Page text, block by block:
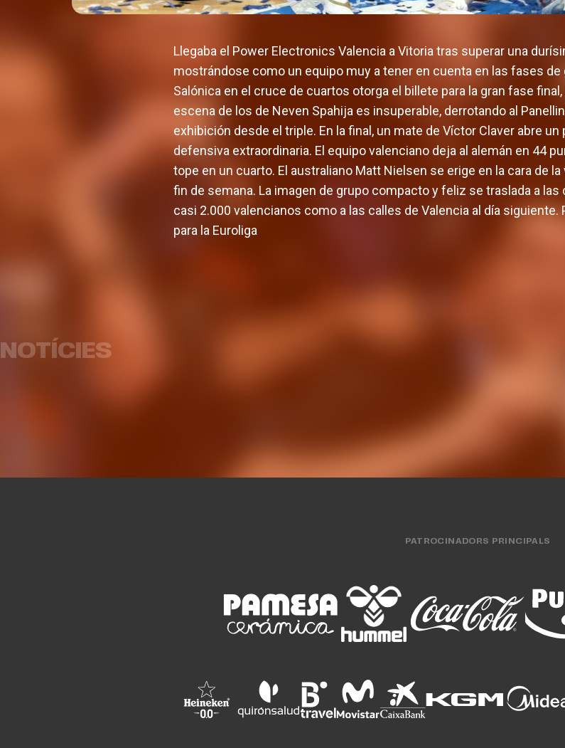
Llegaba el Power Electronics Valencia a Vitoria tras superar una
mostrándose como un equipo muy a tener en cuenta en las fases de
Salónica en el cruce de cuartos otorga el billete para la gran fase
escena de los de Neven Spahija es insuperable, derrotando al
exhibición desde el triple. En la final, un mate de Víctor Claver abre
defensiva extraordinaria. El equipo valenciano deja al alemán en 44
tope en un cuarto. El australiano Matt Nielsen se erige en la cara de
fin de semana. La imagen de grupo compacto y feliz se traslada a
casi 2.000 valencianos como a las calles de Valencia al día siguiente.
para la Euroliga
NOTÍCIES
Supercopa Endesa 2017
PATROCINADORS PRINCIPALS